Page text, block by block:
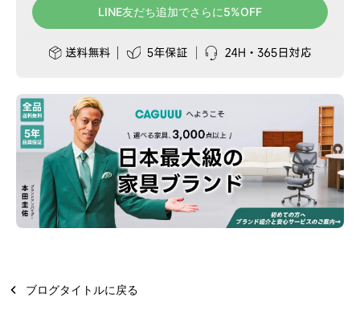
LINE友だち追加でさらに5%OFF
ブログタイトルに戻る